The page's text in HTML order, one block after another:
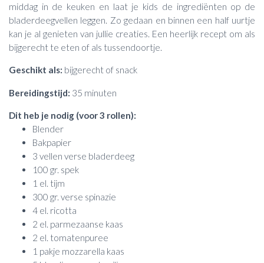
middag in de keuken en laat je kids de ingrediënten op de
bladerdeegvellen leggen. Zo gedaan en binnen een half uurtje
kan je al genieten van jullie creaties. Een heerlijk recept om als
bijgerecht te eten of als tussendoortje.
Geschikt als: bijgerecht of snack
Bereidingstijd: 35 minuten
Dit heb je nodig (voor 3 rollen):
Blender
Bakpapier
3 vellen verse bladerdeeg
100 gr. spek
1 el. tijm
300 gr. verse spinazie
4 el. ricotta
2 el. parmezaanse kaas
2 el. tomatenpuree
1 pakje mozzarella kaas